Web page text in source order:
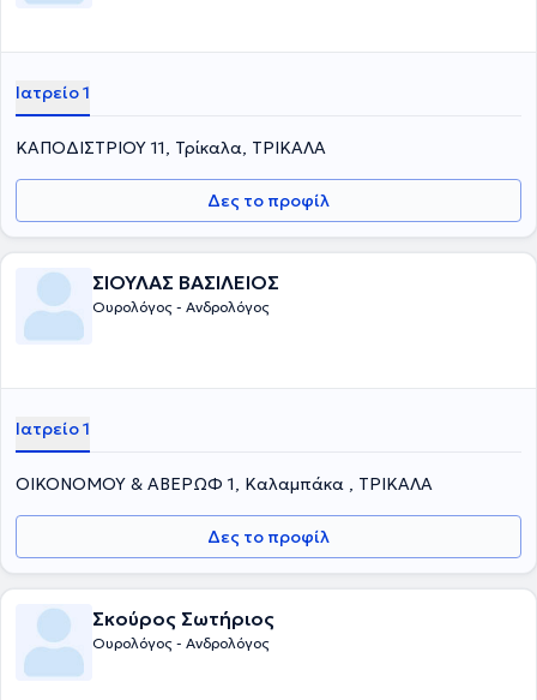
Ιατρείο 1
ΚΑΠΟΔΙΣΤΡΙΟΥ 11, Τρίκαλα, ΤΡΙΚΑΛΑ
Δες το προφίλ
ΣΙΟΥΛΑΣ ΒΑΣΙΛΕΙΟΣ
Ουρολόγος - Ανδρολόγος
Ιατρείο 1
ΟΙΚΟΝΟΜΟΥ & ΑΒΕΡΩΦ 1, Καλαμπάκα , ΤΡΙΚΑΛΑ
Δες το προφίλ
Σκούρος Σωτήριος
Ουρολόγος - Ανδρολόγος